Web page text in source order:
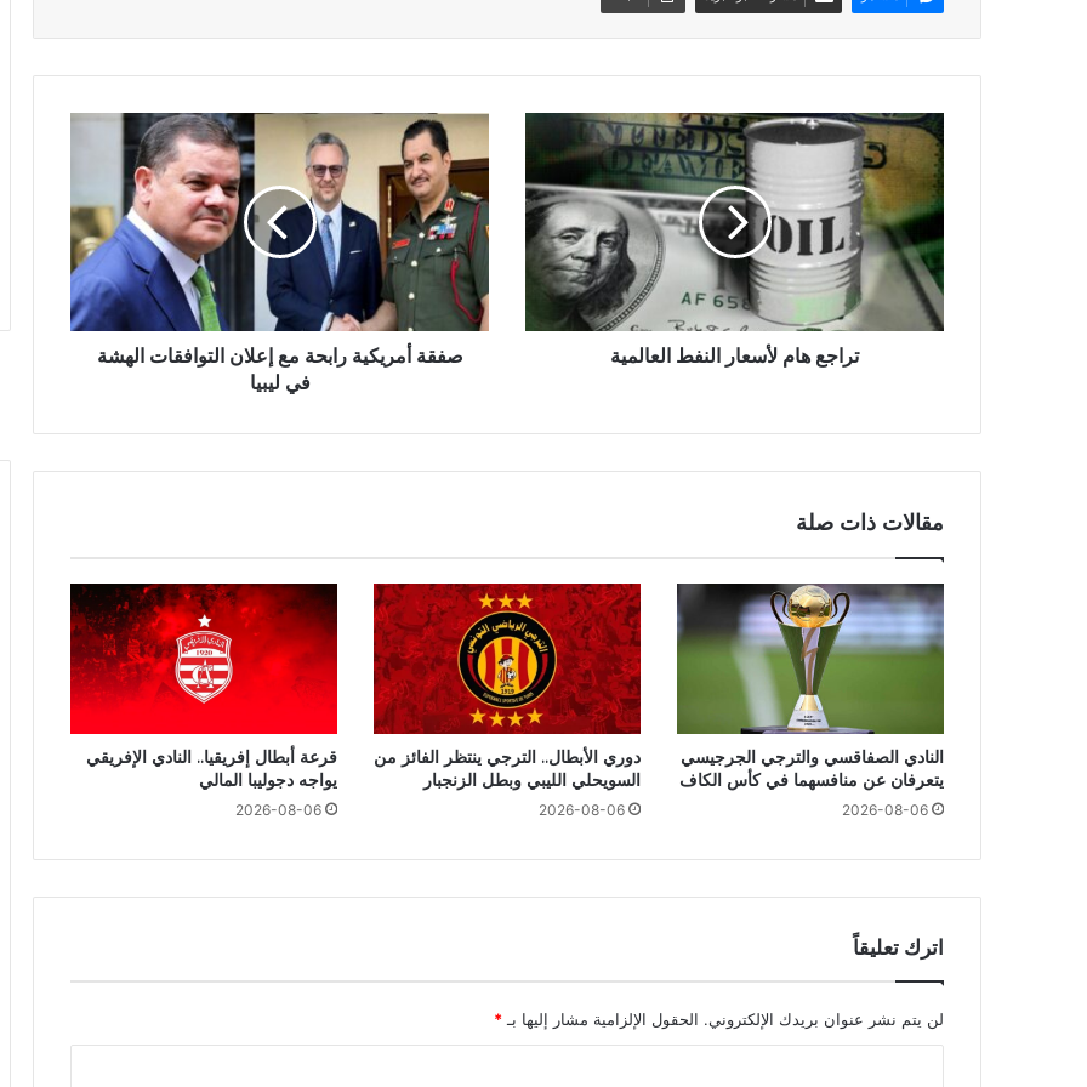
تراجع هام لأسعار النفط العالمية
صفقة أمريكية رابحة مع إعلان التوافقات الهشة
في ليبيا
مقالات ذات صلة
النادي الصفاقسي والترجي الجرجيسي
يتعرفان عن منافسهما في كأس الكاف
2026-08-06
دوري الأبطال.. الترجي ينتظر الفائز من
السويحلي الليبي وبطل الزنجبار
2026-08-06
قرعة أبطال إفريقيا.. النادي الإفريقي
يواجه دجوليبا المالي
2026-08-06
اترك تعليقاً
لن يتم نشر عنوان بريدك الإلكتروني. الحقول الإلزامية مشار إليها بـ *